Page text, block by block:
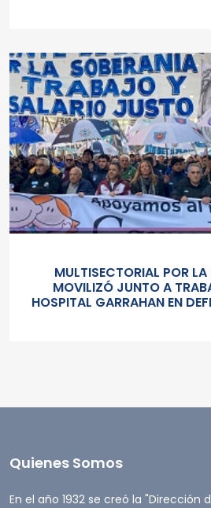
MULTISECTORIAL POR LA
MOVILIZÓ JUNTO A
HOSPITAL GARRAHAN EN
Quienes Somos
En el año 1932 se creó la "Dirección